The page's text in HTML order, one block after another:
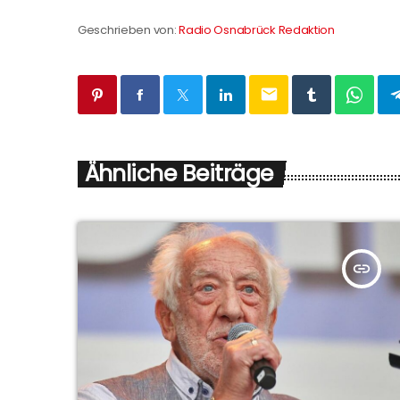
Geschrieben von:Radio Osnabrück Redaktion
email
Ähnliche Beiträge
insert_link